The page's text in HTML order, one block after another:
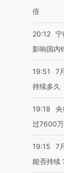
倍
20:12 宁
影响国内
19:51
7
持续多久
19:18
央
过7600
19:15
7
能否持续